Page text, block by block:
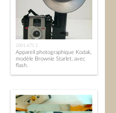
2001.671.1
Appareil photographique Kodak,
modèle Brownie Starlet, avec
flash.